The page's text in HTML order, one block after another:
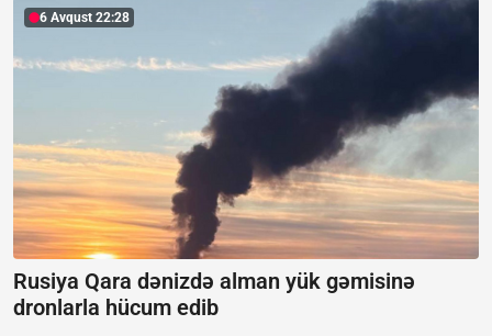
6 Avqust 22:28
Rusiya Qara dənizdə alman yük gəmisinə
dronlarla hücum edib